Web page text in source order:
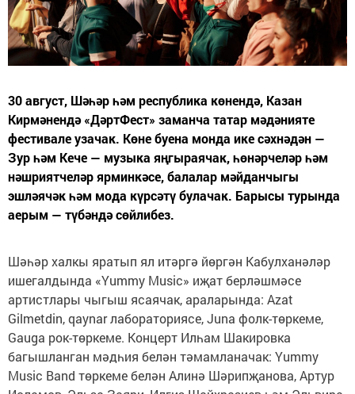
30 август, Шәһәр һәм республика көнендә, Казан
Кирмәнендә «ДәртФест» заманча татар мәдәнияте
фестивале узачак. Көне буена монда ике сәхнәдән —
Зур һәм Кече — музыка яңгыраячак, һөнәрчеләр һәм
нәшриятчеләр ярминкәсе, балалар мәйданчыгы
эшләячәк һәм мода күрсәтү булачак. Барысы турында
аерым — түбәндә сөйлибез.
Шәһәр халкы яратып ял итәргә йөргән Кабулханәләр
ишегалдында «Yummy Music» иҗат берләшмәсе
артистлары чыгыш ясаячак, араларында: Azat
Gilmetdin, qaynar лабораториясе, Juna фолк-төркеме,
Gauga рок-төркеме. Концерт Илһам Шакировка
багышланган мәдһия белән тәмамланачак: Yummy
Music Band төркеме белән Алинә Шәрипҗанова, Артур